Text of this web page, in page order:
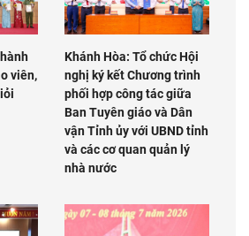
viên,
Khánh Hòa: Tổ chức Hội
nghị ký kết Chương trình
phối hợp công tác giữa
Ban Tuyên giáo và Dân
vận Tỉnh ủy với UBND tỉnh
và các cơ quan quản lý
nhà nước